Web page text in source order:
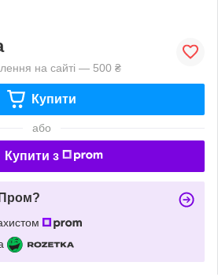
на сайті — 500 ₴
Купити
або
Купити з